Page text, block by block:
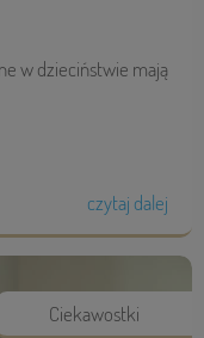
w dzieciństwie mają
czytaj dalej
Ciekawostki